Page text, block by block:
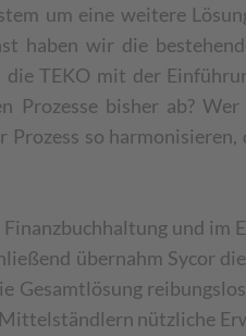
um eine weitere
haben wir die
TEKO mit der
bisher ab?
Prozess so
und
übernahm Sycor
Gesamtlösung
nützliche